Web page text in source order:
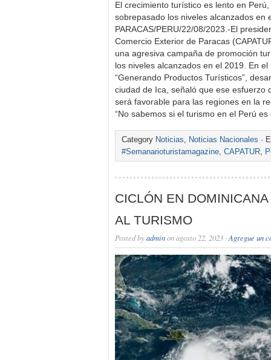
El crecimiento turístico es lento en
sobrepasado los niveles alcanzados en
PARACAS/PERU/22/08/2023.-El
Comercio Exterior de Paracas
una agresiva campaña de promoción
los niveles alcanzados en el 2019. En
“Generando Productos Turísticos”,
ciudad de Ica, señaló que ese esfuerzo
será favorable para las regiones en la
“No sabemos si el turismo en el Perú
Category Noticias, Noticias Nacionales ·
#Semanarioturistamagazine, CAPATUR,
CICLÓN EN
AL TURISMO
Posted byadminon agosto 22, 2023 · Agregue un